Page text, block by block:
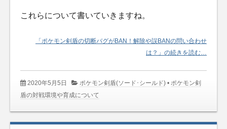
これらについて書いていきますね。
「ポケモン剣盾の切断バグがBAN！解除や誤BANの問い合わせ
は？」の続きを読む…
2020年5月5日 ポケモン剣盾(ソード･シールド) •ポケモン剣
盾の対戦環境や育成について